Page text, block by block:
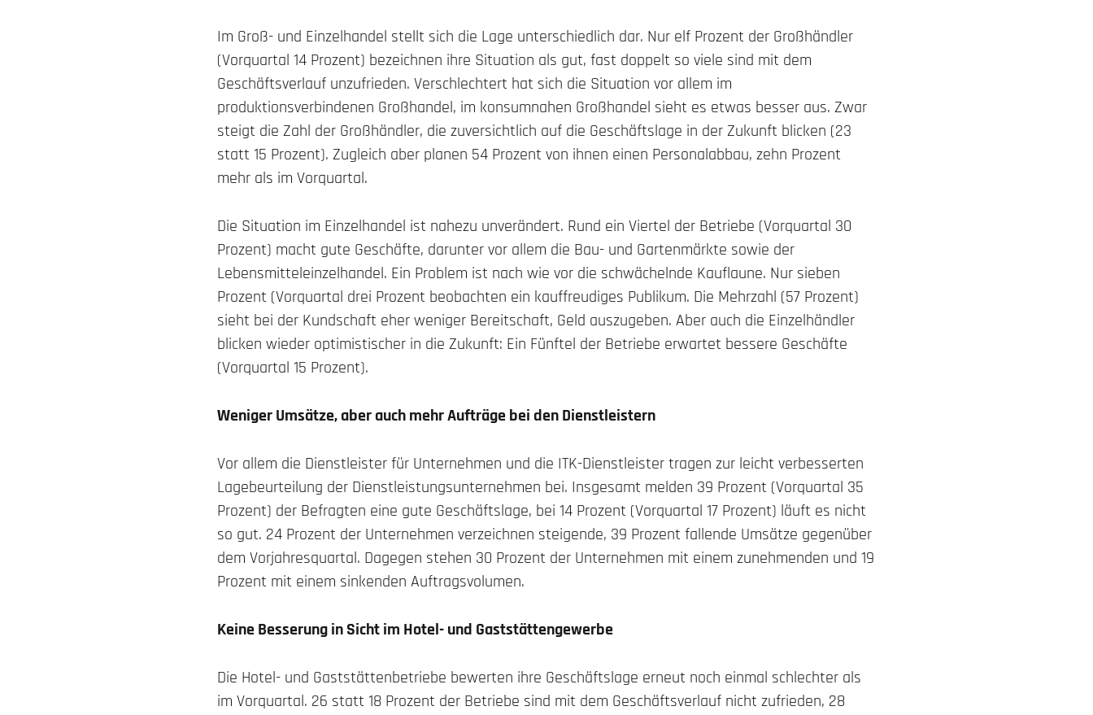
Im Groß- und Einzelhandel stellt sich die Lage unterschiedlich dar. Nur elf Prozent der Großhändler
(Vorquartal 14 Prozent) bezeichnen ihre Situation als gut, fast doppelt so viele sind mit dem
Geschäftsverlauf unzufrieden. Verschlechtert hat sich die Situation vor allem im
produktionsverbindenen Großhandel, im konsumnahen Großhandel sieht es etwas besser aus. Zwar
steigt die Zahl der Großhändler, die zuversichtlich auf die Geschäftslage in der Zukunft blicken (23
statt 15 Prozent). Zugleich aber planen 54 Prozent von ihnen einen Personalabbau, zehn Prozent
mehr als im Vorquartal.
Die Situation im Einzelhandel ist nahezu unverändert. Rund ein Viertel der Betriebe (Vorquartal 30
Prozent) macht gute Geschäfte, darunter vor allem die Bau- und Gartenmärkte sowie der
Lebensmitteleinzelhandel. Ein Problem ist nach wie vor die schwächelnde Kauflaune. Nur sieben
Prozent (Vorquartal drei Prozent beobachten ein kauffreudiges Publikum. Die Mehrzahl (57 Prozent)
sieht bei der Kundschaft eher weniger Bereitschaft, Geld auszugeben. Aber auch die Einzelhändler
blicken wieder optimistischer in die Zukunft: Ein Fünftel der Betriebe erwartet bessere Geschäfte
(Vorquartal 15 Prozent).
Weniger Umsätze, aber auch mehr Aufträge bei den Dienstleistern
Vor allem die Dienstleister für Unternehmen und die ITK-Dienstleister tragen zur leicht verbesserten
Lagebeurteilung der Dienstleistungsunternehmen bei. Insgesamt melden 39 Prozent (Vorquartal 35
Prozent) der Befragten eine gute Geschäftslage, bei 14 Prozent (Vorquartal 17 Prozent) läuft es nicht
so gut. 24 Prozent der Unternehmen verzeichnen steigende, 39 Prozent fallende Umsätze gegenüber
dem Vorjahresquartal. Dagegen stehen 30 Prozent der Unternehmen mit einem zunehmenden und 19
Prozent mit einem sinkenden Auftragsvolumen.
Keine Besserung in Sicht im Hotel- und Gaststättengewerbe
Die Hotel- und Gaststättenbetriebe bewerten ihre Geschäftslage erneut noch einmal schlechter als
im Vorquartal. 26 statt 18 Prozent der Betriebe sind mit dem Geschäftsverlauf nicht zufrieden, 28